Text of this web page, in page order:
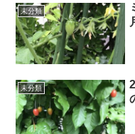
未分類
未分類